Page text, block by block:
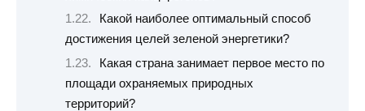
Какой наиболее оптимальный способ
достижения целей зеленой энергетики?
Какая страна занимает первое место по
площади охраняемых природных
территорий?